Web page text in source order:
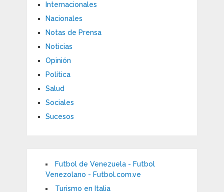
Internacionales
Nacionales
Notas de Prensa
Noticias
Opinión
Política
Salud
Sociales
Sucesos
Futbol de Venezuela - Futbol
Venezolano - Futbol.com.ve
Turismo en Italia